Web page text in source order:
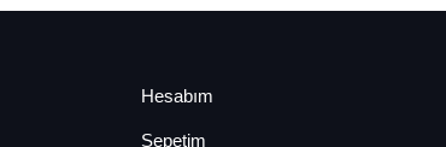
Hesabım
Sepetim